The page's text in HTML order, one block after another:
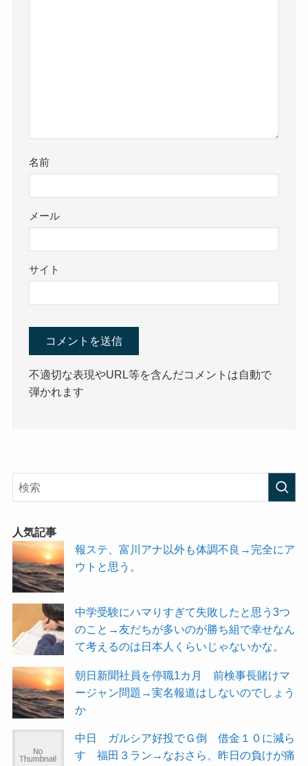
名前
メール
サイト
不適切な表現やURL等を含んだコメントは自動で
弾かれます
人気記事
報ステ、富川アナ以外も体調不良→完全にア
ウトと思う。
中学受験にハマりすぎて失敗したと思う3つ
のこと→友だちが多いのが勝ち組で幸せなん
て考えるのは日本人くらいじゃないかな。
朝日新聞社員を停職1カ月 前検事長賭けマ
ージャン問題→実名報道はしないのでしょう
か
中日 ガルシア好投でＧ倒 借金１０に減ら
す 福田３ラン→なおさら、昨日の負けが痛